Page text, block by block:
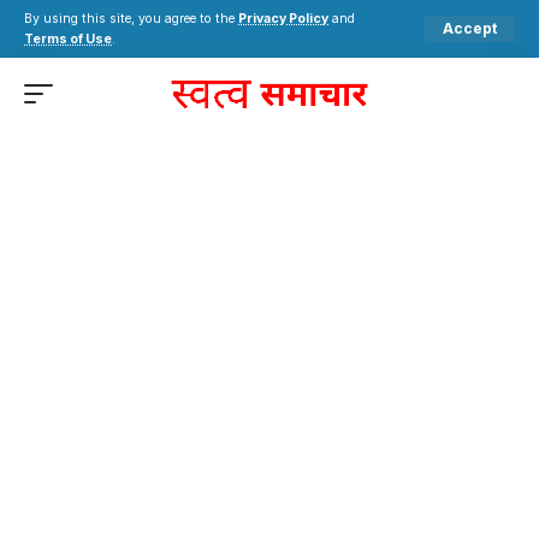
By using this site, you agree to the Privacy Policy and
Terms of Use.
Accept